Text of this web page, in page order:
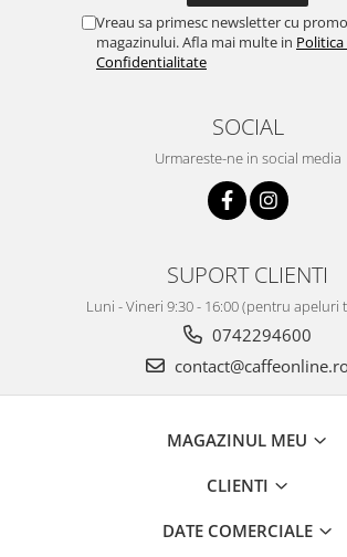
Vreau sa primesc newsletter cu
magazinului. Afla mai multe in Politica
Confidentialitate
SOCIAL
Urmareste-ne in social media
SUPORT CLIENTI
Luni - Vineri 9:30 - 16:00 (pentru apeluri
0742294600
MAGAZINUL MEU
CLIENTI
DATE COMERCIALE